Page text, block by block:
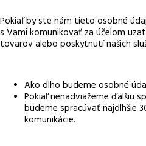
Pokiaľ by ste nám tieto osobné
s Vami komunikovať za účelom
tovarov alebo poskytnutí našich
Ako dlho budeme osobné
Pokiaľ nenadviažeme ďalšiu
budeme spracúvať najdlhšie
komunikácie.